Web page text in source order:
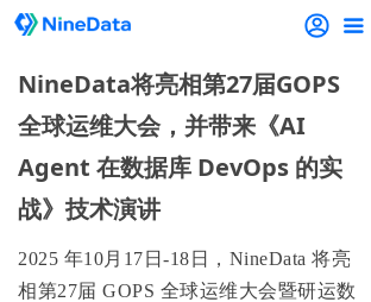
끀
NineData将亮相第27届GOPS
全球运维大会，并带来《AI
Agent 在数据库 DevOps 的实
战》技术演讲
2025 年10月17日-18日， NineData 将亮
相第27届 GOPS 全球运维大会暨研运数